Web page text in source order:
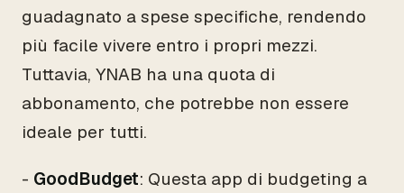
guadagnato a spese specifiche, rendendo
più facile vivere entro i propri mezzi.
Tuttavia, YNAB ha una quota di
abbonamento, che potrebbe non essere
ideale per tutti.
- GoodBudget: Questa app di budgeting a